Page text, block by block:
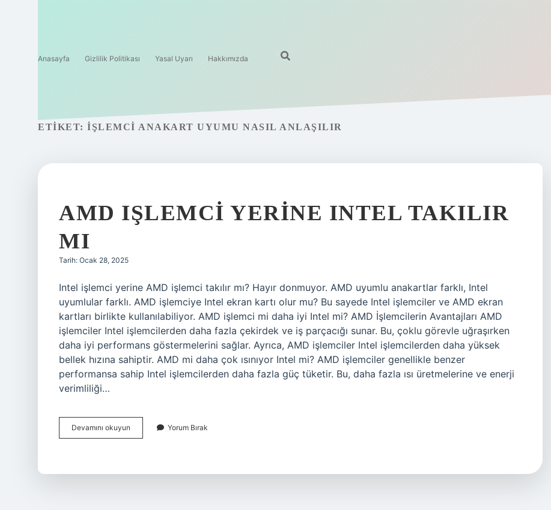
Anasayfa Gizlilik Politikası Yasal Uyarı Hakkımızda
ETIKET: İŞLEMCI ANAKART UYUMU NASIL ANLAŞILIR
AMD IŞLEMCI YERINE INTEL TAKILIR
MI
Tarih: Ocak 28, 2025
Intel işlemci yerine AMD işlemci takılır mı? Hayır donmuyor. AMD uyumlu anakartlar farklı, Intel
uyumlular farklı. AMD işlemciye Intel ekran kartı olur mu? Bu sayede Intel işlemciler ve AMD ekran
kartları birlikte kullanılabiliyor. AMD işlemci mi daha iyi Intel mi? AMD İşlemcilerin Avantajları AMD
işlemciler Intel işlemcilerden daha fazla çekirdek ve iş parçacığı sunar. Bu, çoklu görevle uğraşırken
daha iyi performans göstermelerini sağlar. Ayrıca, AMD işlemciler Intel işlemcilerden daha yüksek
bellek hızına sahiptir. AMD mi daha çok ısınıyor Intel mi? AMD işlemciler genellikle benzer
performansa sahip Intel işlemcilerden daha fazla güç tüketir. Bu, daha fazla ısı üretmelerine ve enerji
verimliliği…
Devamını okuyun
Işlemci
Yorum Bırak